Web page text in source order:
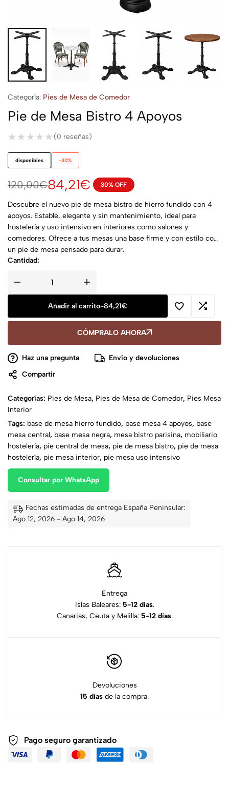
Categoría: Pies de Mesa de Comedor
Pie de Mesa Bistro 4 Apoyos
★★★★★
★★★★★ (0 reseñas)
disponibles -30%
120,00€84,21€ 30% OFF
Descubre el nuevo pie de mesa bistro de hierro fundido con 4
apoyos. Estable, elegante y sin mantenimiento, ideal para
hostelería y uso intensivo en interiores como salones y
comedores. Ofrece a tus mesas una base firme y con estilo con
un pie de mesa pensado para durar.
Cantidad:
Añadir al carrito-84,21€
CÓMPRALO AHORA
Haz una pregunta
Envío y devoluciones
Compartir
Categorías: Pies de Mesa, Pies de Mesa de Comedor, Pies Mesa
Interior
Tags: base de mesa hierro fundido, base mesa 4 apoyos, base
mesa central, base mesa negra, mesa bistro parisina, mobiliario
hostelería, pie central de mesa, pie de mesa bistro, pie de mesa
hostelería, pie mesa interior, pie mesa uso intensivo
Consultar por WhatsApp
Fechas estimadas de entrega España Peninsular:
Ago 12, 2026 - Ago 14, 2026
Entrega
Islas Baleares: 5-12 días.
Canarias, Ceuta y Melilla: 5-12 días.
Devoluciones
15 días de la compra.
Pago seguro garantizado